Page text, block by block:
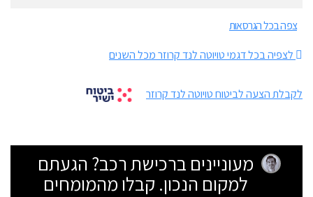
צפה בכל הגרסאות
לצפיה בכל דגמי טויוטה לנד קרוזר מכל השנים
לקבלת הצעה לביטוח טויוטה לנד קרוזר
מעוניינים ברכישת רכב? הגעתם
למקום הנכון. קבלו מהמומחים